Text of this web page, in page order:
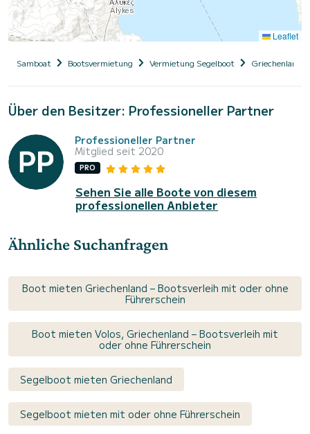
Leaflet
Samboat Bootsvermietung Vermietung Segelboot Griechenland
Über den Besitzer: Professioneller Partner
Professioneller Partner
Mitglied seit 2020
PRO
Sehen Sie alle Boote von diesem
professionellen Anbieter
Ähnliche Suchanfragen
Boot mieten Griechenland – Bootsverleih mit oder ohne
Führerschein
Boot mieten Volos, Griechenland – Bootsverleih mit
oder ohne Führerschein
Segelboot mieten Griechenland
Segelboot mieten mit oder ohne Führerschein